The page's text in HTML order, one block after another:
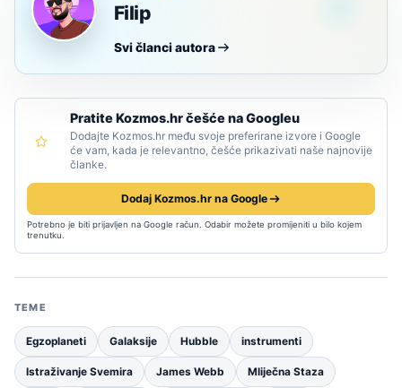
Filip
Svi članci autora
Pratite Kozmos.hr češće na Googleu
Dodajte Kozmos.hr među svoje preferirane izvore i Google
će vam, kada je relevantno, češće prikazivati naše najnovije
članke.
Dodaj Kozmos.hr na Google
Potrebno je biti prijavljen na Google račun. Odabir možete promijeniti u bilo kojem
trenutku.
TEME
Egzoplaneti Galaksije Hubble instrumenti
Istraživanje Svemira James Webb Mliječna Staza